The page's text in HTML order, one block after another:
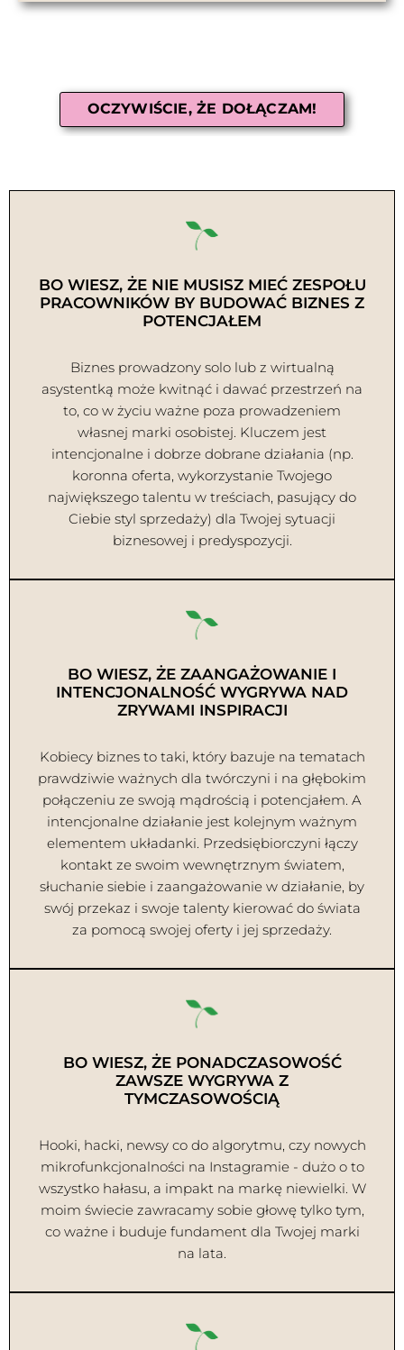
OCZYWIŚCIE, ŻE DOŁĄCZAM!
BO WIESZ, ŻE NIE MUSISZ MIEĆ ZESPOŁU
PRACOWNIKÓW BY BUDOWAĆ BIZNES Z
POTENCJAŁEM
Biznes prowadzony solo lub z wirtualną
asystentką może kwitnąć i dawać przestrzeń na
to, co w życiu ważne poza prowadzeniem
własnej marki osobistej. Kluczem jest
intencjonalne i dobrze dobrane działania (np.
koronna oferta, wykorzystanie Twojego
największego talentu w treściach, pasujący do
Ciebie styl sprzedaży) dla Twojej sytuacji
biznesowej i predyspozycji.
BO WIESZ, ŻE ZAANGAŻOWANIE I
INTENCJONALNOŚĆ WYGRYWA NAD
ZRYWAMI INSPIRACJI
Kobiecy biznes to taki, który bazuje na tematach
prawdziwie ważnych dla twórczyni i na głębokim
połączeniu ze swoją mądrością i potencjałem. A
intencjonalne działanie jest kolejnym ważnym
elementem układanki. Przedsiębiorczyni łączy
kontakt ze swoim wewnętrznym światem,
słuchanie siebie i zaangażowanie w działanie, by
swój przekaz i swoje talenty kierować do świata
za pomocą swojej oferty i jej sprzedaży.
BO WIESZ, ŻE PONADCZASOWOŚĆ
ZAWSZE WYGRYWA Z
TYMCZASOWOŚCIĄ
Hooki, hacki, newsy co do algorytmu, czy nowych
mikrofunkcjonalności na Instagramie - dużo o to
wszystko hałasu, a impakt na markę niewielki. W
moim świecie zawracamy sobie głowę tylko tym,
co ważne i buduje fundament dla Twojej marki
na lata.